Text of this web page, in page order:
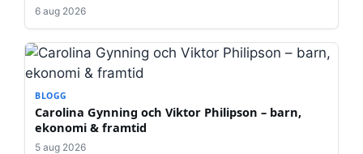
6 aug 2026
BLOGG
Carolina Gynning och Viktor Philipson – barn,
ekonomi & framtid
5 aug 2026